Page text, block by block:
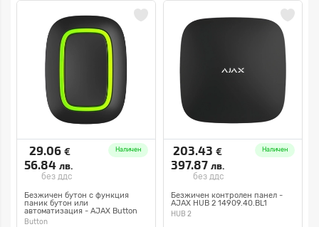
29.06 €
56.84 лв.
без ддс
Наличен
Безжичен бутон с функция
паник бутон или
автоматизация - AJAX Button
10314.26.BL1
Button
203.43 €
397.87 лв.
без ддс
Наличен
Безжичен контролен панел -
AJAX HUB 2 14909.40.BL1
HUB 2